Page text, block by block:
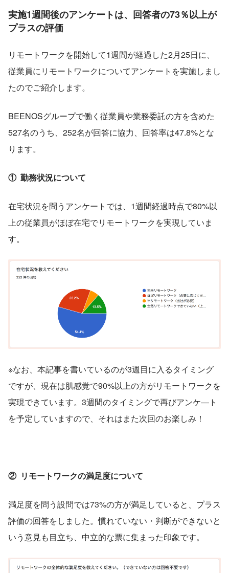
実施1週間後のアンケートは、回答者の73％以上が
プラスの評価
リモートワークを開始して1週間が経過した2月25日に、
従業員にリモートワークについてアンケートを実施しまし
たのでご紹介します。
BEENOSグループで働く従業員や業務委託の方を含めた
527名のうち、252名が回答に協力、回答率は47.8%とな
ります。
①  勤務状況について
在宅状況を問うアンケートでは、1週間経過時点で80%以
上の従業員がほぼ在宅でリモートワークを実現していま
す。
※なお、本記事を書いているのが3週目に入るタイミング
ですが、現在は肌感覚で90%以上の方がリモートワークを
実現できています。3週間のタイミングで再びアンケ―ト
を予定していますので、それはまた次回のお楽しみ！
②  リモートワークの満足度について
満足度を問う設問では73%の方が満足していると、プラス
評価の回答をしました。慣れていない・判断ができないと
いう意見も目立ち、中立的な票に集まった印象です。